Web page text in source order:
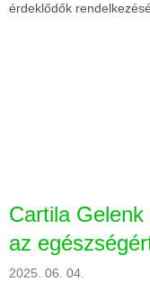
érdeklődők
Cartila
az
2025. 06. 04.